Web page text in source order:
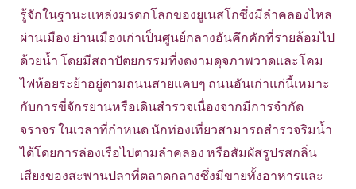
รู้จักในฐานะแหล่งมรดกโลกของยูเนสโกซึ่งมีลำคลองไหล
ผ่านเมือง ย่านเมืองเก่าเป็นศูนย์กลางอันคึกคักที่รายล้อมไป
ด้วยน้ำ โดยมีสถาปัตยกรรมที่งดงามดุจภาพวาดและโคม
ไฟห้อยระย้าอยู่ตามถนนสายแคบๆ ถนนอันเก่าแก่นี้เหมาะ
กับการขี่จักรยานหรือเดินสำรวจเนื่องจากมีการจำกัด
จราจร ในเวลาที่กำหนด นักท่องเที่ยวสามารถสำรวจริมน้ำ
ได้โดยการล่องเรือไปตามลำคลอง หรือสัมผัสรูปรสกลิ่น
เสียงของสะพานปลาที่ตลาดกลางซึ่งมีขายทั้งอาหารและ